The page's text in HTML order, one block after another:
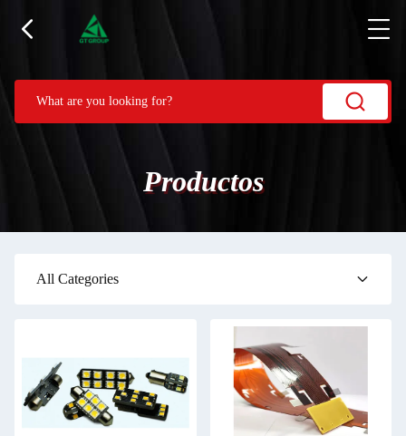
Productos
All Categories